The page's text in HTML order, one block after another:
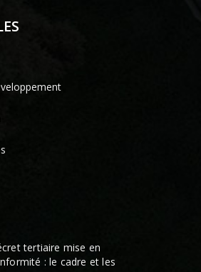
tertiaire mise en
: le cadre et les